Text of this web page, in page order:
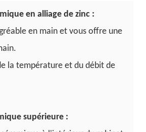
en alliage de zinc :
en main et vous offre une
la température et du débit de
supérieure :